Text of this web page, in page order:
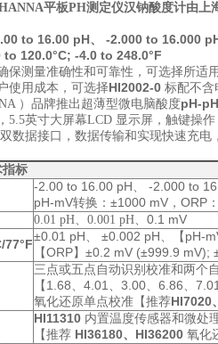
平板PH测定仪汉钠酸度计由上
to 16.00 pH、 -2.000 to 16.000
to 120.0°C; -4.0 to 248.0°F
保测量准确性和可靠性，可选择所适
使用成本，可选择HI2002-0 标配不含
）品牌推出超薄型微电脑酸度pH-
5.5英寸大屏幕LCD 显示屏，触键操
数据接口，数据传输和实现快速充电
指标
-2.00 to 16.00 pH、 -2.000 to
pH-mV转换：±1000 mV，ORP
0.01 pH、0.001 pH、 0.1 mV
77°F
±0.01 pH、 ±0.002 pH、【pH-
【ORP】 ±0.2 mV (±999.9 mV);
三点或五点自动识别校准和两个
【1.68、4.01、3.00、6.86、
氧化还原单点校准 【推荐HI7020
HI11310 内置温度传感器和微处
【推荐 HI36180、HI36200 氧化